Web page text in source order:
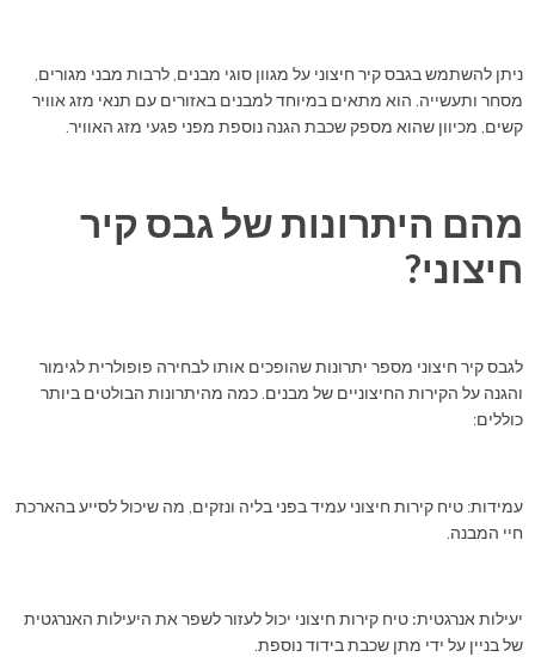
ניתן להשתמש בגבס קיר חיצוני על מגוון סוגי מבנים, לרבות מבני מגורים,
מסחר ותעשייה. הוא מתאים במיוחד למבנים באזורים עם תנאי מזג אוויר
קשים, מכיוון שהוא מספק שכבת הגנה נוספת מפני פגעי מזג האוויר.
מהם היתרונות של גבס קיר
חיצוני?
לגבס קיר חיצוני מספר יתרונות שהופכים אותו לבחירה פופולרית לגימור
והגנה על הקירות החיצוניים של מבנים. כמה מהיתרונות הבולטים ביותר
כוללים:
עמידות: טיח קירות חיצוני עמיד בפני בליה ונזקים, מה שיכול לסייע בהארכת
חיי המבנה.
יעילות אנרגטית: טיח קירות חיצוני יכול לעזור לשפר את היעילות האנרגטית
של בניין על ידי מתן שכבת בידוד נוספת.